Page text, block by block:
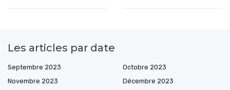
Les articles par date
Septembre 2023
Octobre 2023
Novembre 2023
Décembre 2023